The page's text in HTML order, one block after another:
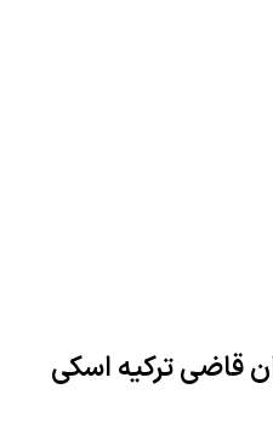
قاضی ترکیه اسکی